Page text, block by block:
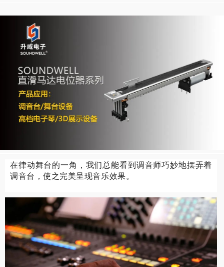
在律动舞台的一角，我们总能看到调音师巧妙地摆弄着
调音台，使之完美呈现音乐效果。